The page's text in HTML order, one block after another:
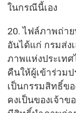
ในกรณีนี้เอง
20. ไฟล์ภาพถ่า
อันได้แก่ กรมส่
ภาพแห่งประเท
คืนให้ผู้เข้าร่วม
เป็นกรรมสิทธิ์ข
คงเป็นของเจ้า